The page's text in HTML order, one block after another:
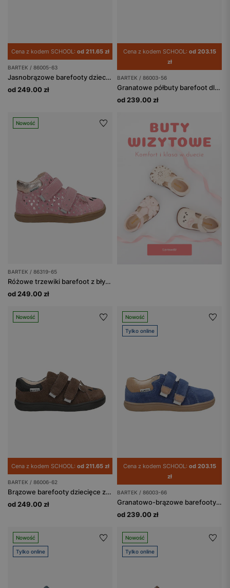
Cena z kodem SCHOOL: od 211.65 zł
BARTEK / 86005-63
Jasnobrązowe barefooty dziecięce z liskiem BARTEK 86005-63
od 249.00 zł
Cena z kodem SCHOOL: od 203.15
zł
BARTEK / 86003-56
Granatowe półbuty barefoot dla dzieci BARTEK 86003-56
od 239.00 zł
Nowość
BARTEK / 86319-65
Różowe trzewiki barefoot z błyszczącymi serduszkami BAREFOOT 86319-65
od 249.00 zł
Nowość
Cena z kodem SCHOOL: od 211.65 zł
BARTEK / 86006-62
Brązowe barefooty dziecięce z misiem na nosku BARTEK 86006-62
od 249.00 zł
Nowość
Tylko online
Cena z kodem SCHOOL: od 203.15
zł
BARTEK / 86003-66
Granatowo-brązowe barefooty z odblaskami BARTEK 86003-66
od 239.00 zł
Nowość
Tylko online
Nowość
Tylko online